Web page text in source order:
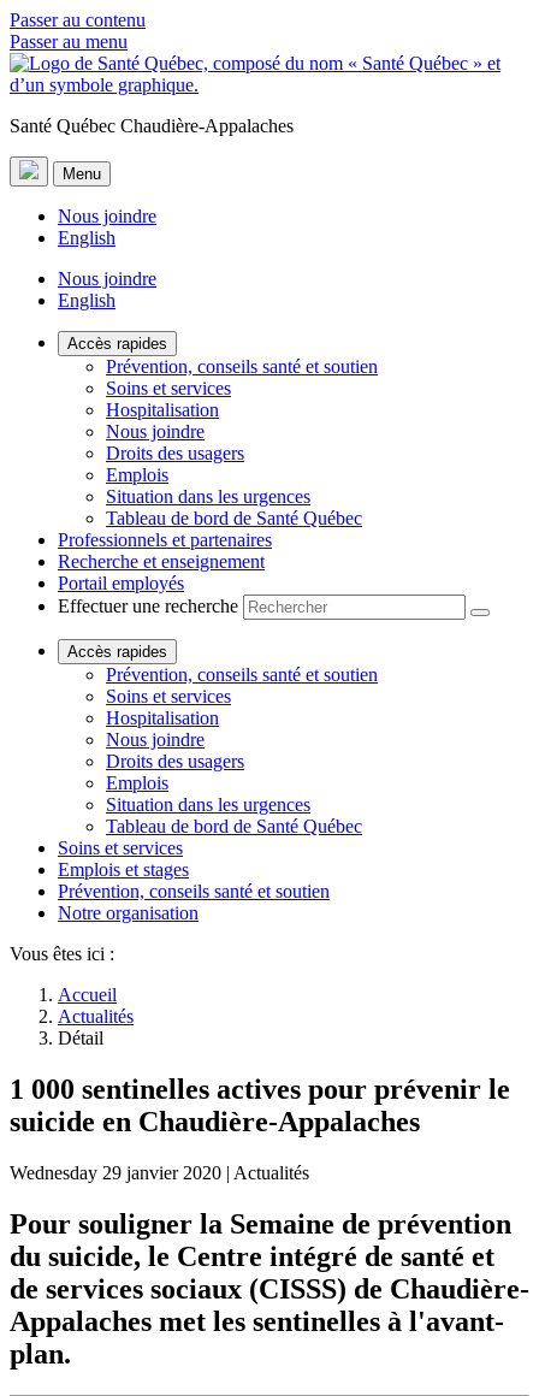
Passer au contenu
Passer au menu
Santé Québec Chaudière-Appalaches
Menu
Nous joindre
English
Nous joindre
English
Accès rapides
Prévention, conseils santé et soutien
Soins et services
Hospitalisation
Nous joindre
Droits des usagers
Emplois
Situation dans les urgences
Tableau de bord de Santé Québec
Professionnels et partenaires
Recherche et enseignement
Portail employés
Effectuer une recherche
Accès rapides
Prévention, conseils santé et soutien
Soins et services
Hospitalisation
Nous joindre
Droits des usagers
Emplois
Situation dans les urgences
Tableau de bord de Santé Québec
Soins et services
Emplois et stages
Prévention, conseils santé et soutien
Notre organisation
Vous êtes ici :
Accueil
Actualités
Détail
1 000 sentinelles actives pour prévenir le
suicide en Chaudière-Appalaches
Wednesday 29 janvier 2020 | Actualités
Pour souligner la Semaine de prévention
du suicide, le Centre intégré de santé et
de services sociaux (CISSS) de Chaudière-
Appalaches met les sentinelles à l'avant-
plan.